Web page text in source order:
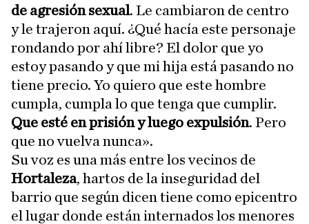
de agresión sexual. Le cambiaron de centro
y le trajeron aquí. ¿Qué hacía este personaje
rondando por ahí libre? El dolor que yo
estoy pasando y que mi hija está pasando no
tiene precio. Yo quiero que este hombre
cumpla, cumpla lo que tenga que cumplir.
Que esté en prisión y luego expulsión. Pero
que no vuelva nunca».
Su voz es una más entre los vecinos de
Hortaleza, hartos de la inseguridad del
barrio que según dicen tiene como epicentro
el lugar donde están internados los menores